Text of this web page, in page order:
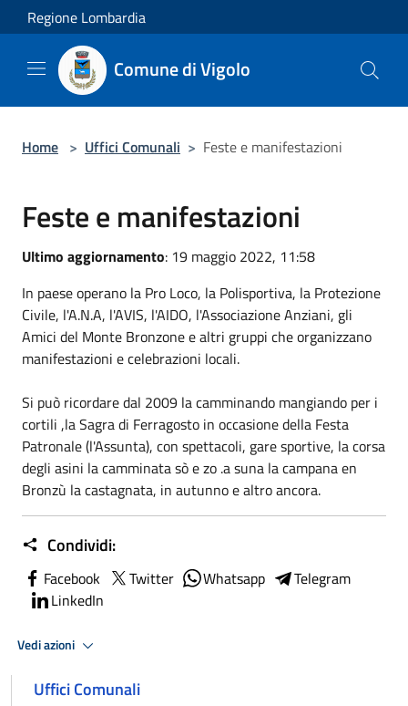
Salta al contenuto principale
Regione Lombardia
Comune di Vigolo
Home > Uffici Comunali > Feste e manifestazioni
Feste e manifestazioni
Ultimo aggiornamento: 19 maggio 2022, 11:58
In paese operano la Pro Loco, la Polisportiva, la Protezione
Civile, l'A.N.A, l'AVIS, l'AIDO, l'Associazione Anziani, gli
Amici del Monte Bronzone e altri gruppi che organizzano
manifestazioni e celebrazioni locali.
Si può ricordare dal 2009 la camminando mangiando per i
cortili ,la Sagra di Ferragosto in occasione della Festa
Patronale (l'Assunta), con spettacoli, gare sportive, la corsa
degli asini la camminata sò e zo .a suna la campana en
Bronzù la castagnata, in autunno e altro ancora.
Condividi:
Facebook Twitter Whatsapp
Telegram
LinkedIn
Vedi azioni
Uffici Comunali